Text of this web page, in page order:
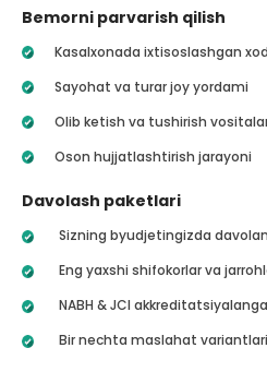
Bemorni parvarish qilish
Kasalxonada ixtisoslashgan
Sayohat va turar joy yordami
Olib ketish va tushirish
Oson hujjatlashtirish jarayoni
Davolash paketlari
Sizning byudjetingizda
Eng yaxshi shifokorlar va
NABH & JCI
Bir nechta maslahat variantlari